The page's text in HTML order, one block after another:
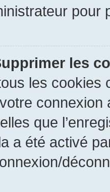
les
les cookies
que
a été activé